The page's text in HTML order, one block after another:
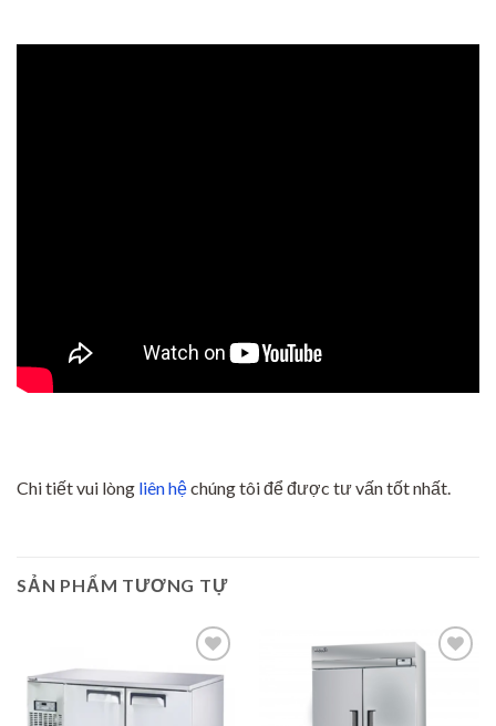
Chi tiết vui lòng liên hệchúng tôi để được tư vấn tốt nhất.
SẢN PHẨM TƯƠNG TỰ